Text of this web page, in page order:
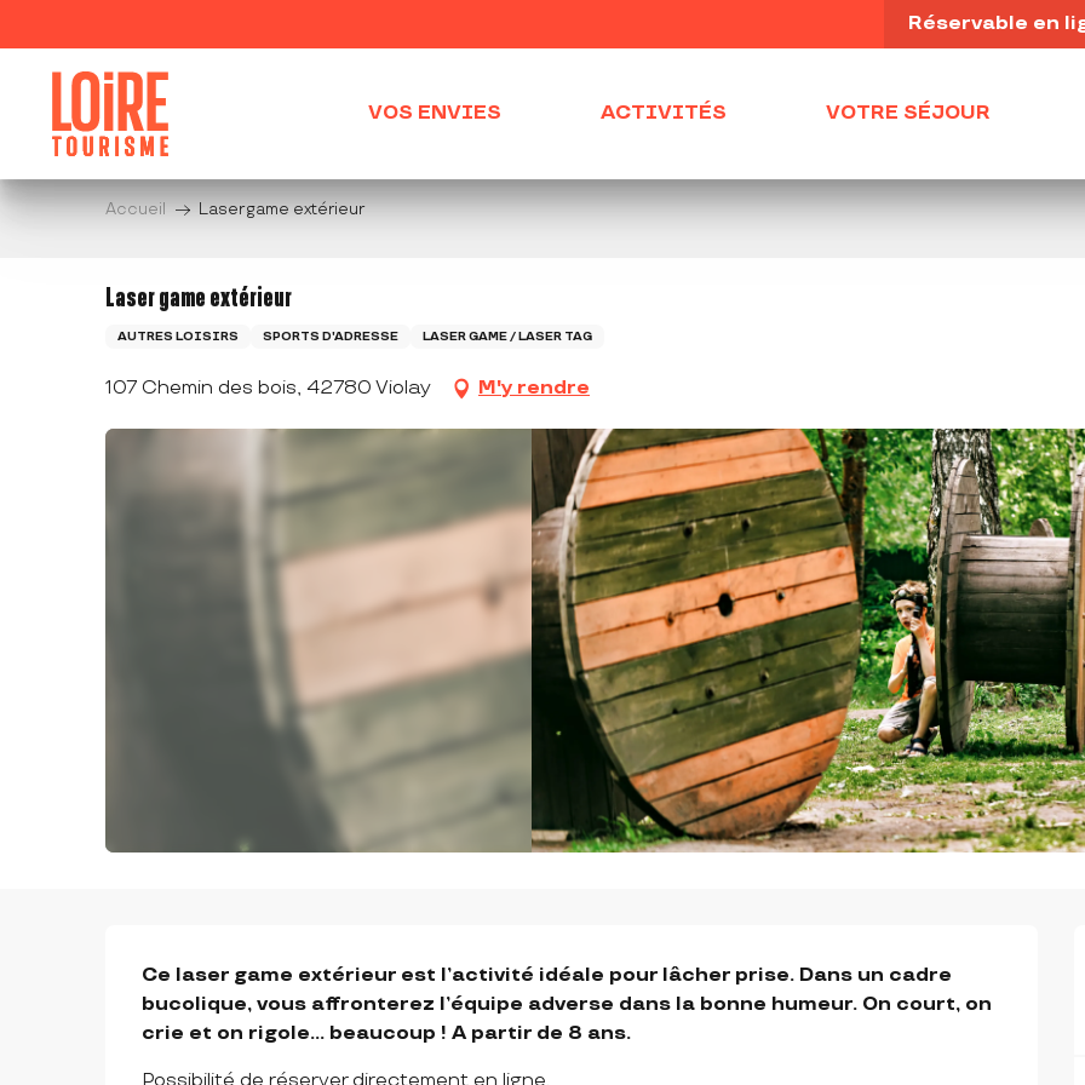
au
contenu
Réservable en
VOS ENVIES ACTIVITÉS VOTRE SÉJOUR
Accueil Laser game extérieur
Laser game extérieur
AUTRES LOISIRS SPORTS D'ADRESSE LASER GAME / LASER TAG
107 Chemin des bois, 42780 Violay M'y rendre
DESCRIPTION
Ce laser game extérieur est l’activité idéale pour lâcher prise. Dans un cadre
bucolique, vous affronterez l’équipe adverse dans la bonne humeur. On court, on
crie et on rigole… beaucoup ! A partir de 8 ans.